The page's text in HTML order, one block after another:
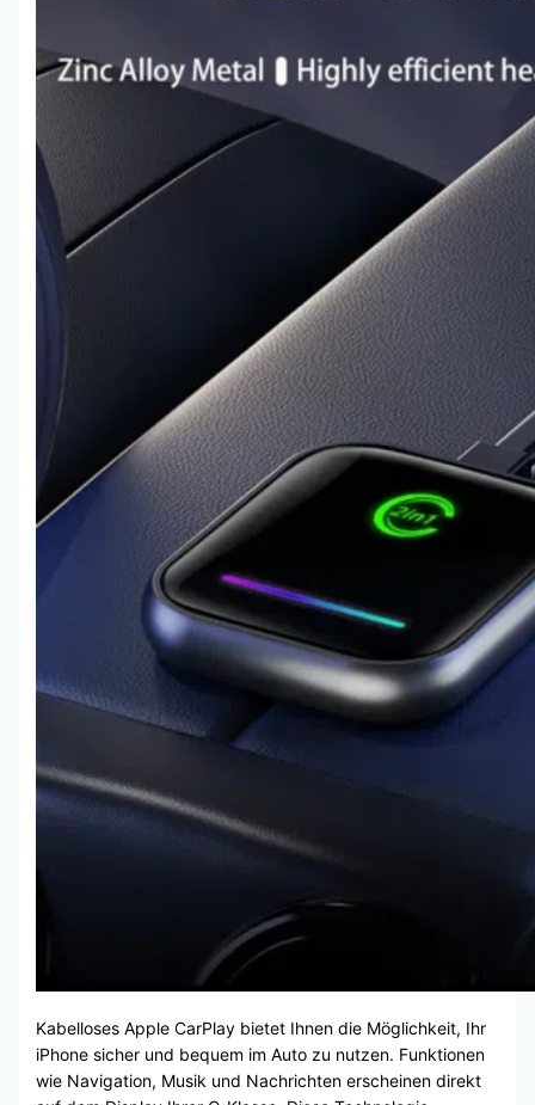
Kabelloses Apple CarPlay bietet Ihnen die Möglichkeit, Ihr
iPhone sicher und bequem im Auto zu nutzen. Funktionen
wie Navigation, Musik und Nachrichten erscheinen direkt